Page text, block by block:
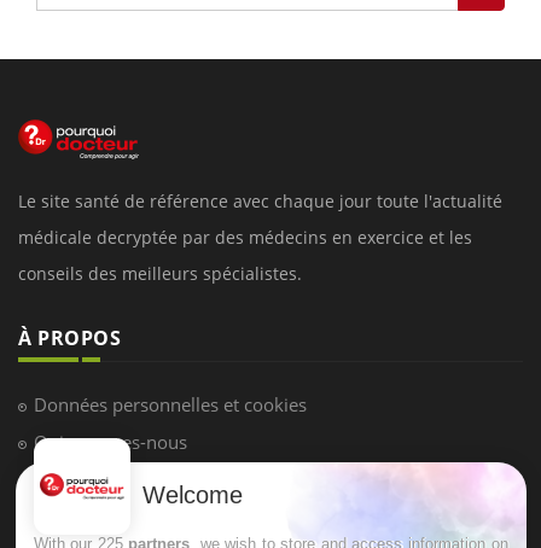
Le site santé de référence avec chaque jour toute l'actualité
médicale decryptée par des médecins en exercice et les
conseils des meilleurs spécialistes.
À PROPOS
Données personnelles et cookies
Qui sommes-nous
Conditions d'utilisation
Welcome
With our 225 partners , we wish to store and access information on